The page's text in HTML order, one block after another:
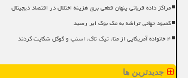
مراکز داده قربانی پنهان قطعی برق هزینه اختلال در اقتصاد دیجیتال
کمبود جهانی تراشه به مک بوک ایر رسید
۴ خانواده آمریکایی از متا، تیک تاک، اسنپ و گوگل شکایت کردند
جدیدترین ها